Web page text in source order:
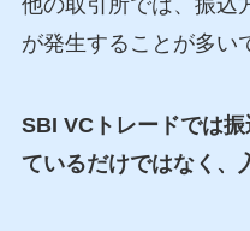
が発生することが多い
SBI VCトレードでは
ているだけではなく、